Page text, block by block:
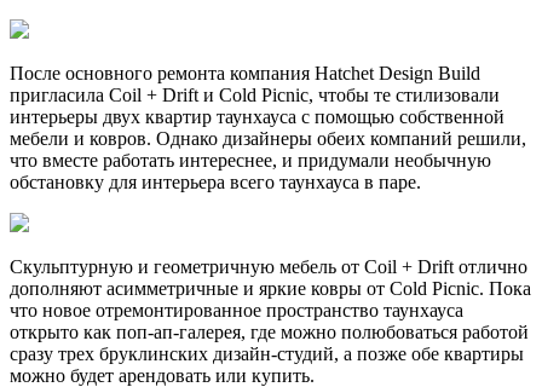
После основного ремонта компания Hatchet Design Build
пригласила Coil + Drift и Cold Picnic, чтобы те стилизовали
интерьеры двух квартир таунхауса с помощью собственной
мебели и ковров. Однако дизайнеры обеих компаний решили,
что вместе работать интереснее, и придумали необычную
обстановку для интерьера всего таунхауса в паре.
Скульптурную и геометричную мебель от Coil + Drift отлично
дополняют асимметричные и яркие ковры от Cold Picnic. Пока
что новое отремонтированное пространство таунхауса
открыто как поп-ап-галерея, где можно полюбоваться работой
сразу трех бруклинских дизайн-студий, а позже обе квартиры
можно будет арендовать или купить.